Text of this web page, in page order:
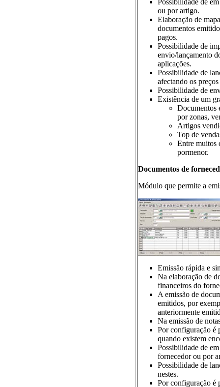
Possibilidade de
ou por artigo.
Elaboração de
documentos
pagos.
Possibilidade de
envio/lançamento
aplicações.
Possibilidade de
afectando os
Possibilidade de
Existência de um
Documentos
por zonas,
Artigos
Top de
Entre muitos
pormenor.
Documentos de
Módulo que permite a
Emissão rápida e
Na elaboração de
financeiros do
A emissão de
emitidos, por
anteriormente
Na emissão de
Por configuração é
quando existem
Possibilidade de
fornecedor ou por
Possibilidade de
nestes.
Por configuração é